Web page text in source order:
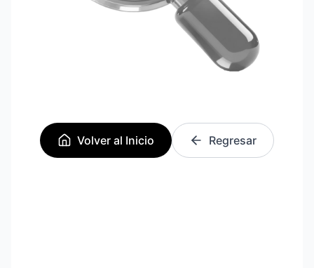
Volver al Inicio Regresar